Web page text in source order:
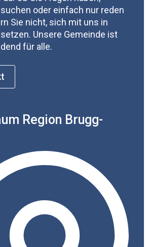
oder einfach nur reden
Sie nicht, sich mit uns in
Unsere Gemeinde ist
für alle.
Region Brugg-